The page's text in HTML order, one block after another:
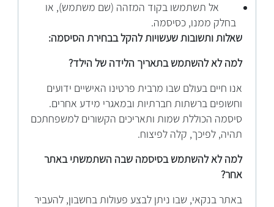
אל תשתמשו בקוד המזהה (שם משתמש), או
בחלק ממנו, כסיסמה.
שאלות ותשובות שעשויות להקל בבחירת הסיסמה:
למה לא להשתמש בתאריך הלידה של הילד?
אנו חיים בעולם שבו מרבית פרטינו האישיים ידועים
וחשופים ברשתות חברתיות ובמאגרי מידע אחרים.
סיסמה הכוללת שמות ותאריכים הקשורים למשפחתכם
תהיה, לפיכך, קלה לפיצוח.
למה לא להשתמש בסיסמה שבה השתמשתי באתר
אחר?
באתר בנקאי, שבו ניתן לבצע פעולות בחשבון, להעביר